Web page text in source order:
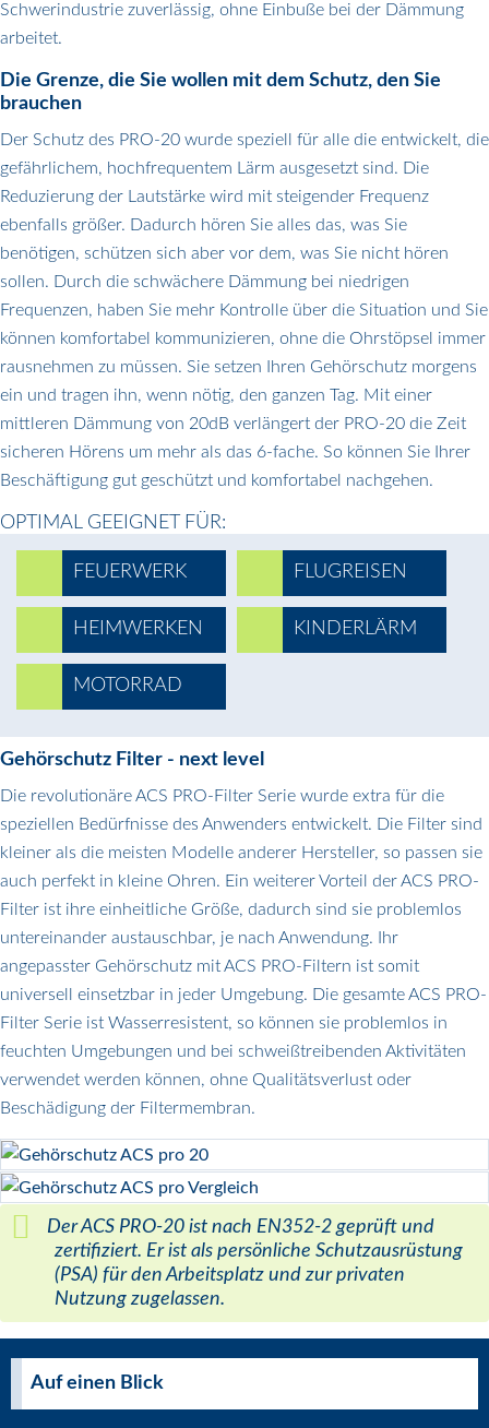
Schwerindustrie zuverlässig, ohne Einbuße bei der Dämmung
arbeitet.
Die Grenze, die Sie wollen mit dem Schutz, den Sie
brauchen
Der Schutz des PRO-20 wurde speziell für alle die entwickelt, die
gefährlichem, hochfrequentem Lärm ausgesetzt sind. Die
Reduzierung der Lautstärke wird mit steigender Frequenz
ebenfalls größer. Dadurch hören Sie alles das, was Sie
benötigen, schützen sich aber vor dem, was Sie nicht hören
sollen. Durch die schwächere Dämmung bei niedrigen
Frequenzen, haben Sie mehr Kontrolle über die Situation und Sie
können komfortabel kommunizieren, ohne die Ohrstöpsel immer
rausnehmen zu müssen. Sie setzen Ihren Gehörschutz morgens
ein und tragen ihn, wenn nötig, den ganzen Tag. Mit einer
mittleren Dämmung von 20dB verlängert der PRO-20 die Zeit
sicheren Hörens um mehr als das 6-fache. So können Sie Ihrer
Beschäftigung gut geschützt und komfortabel nachgehen.
OPTIMAL GEEIGNET FÜR:
FEUERWERK FLUGREISEN
HEIMWERKEN KINDERLÄRM
MOTORRAD
Gehörschutz Filter - next level
Die revolutionäre ACS PRO-Filter Serie wurde extra für die
speziellen Bedürfnisse des Anwenders entwickelt. Die Filter sind
kleiner als die meisten Modelle anderer Hersteller, so passen sie
auch perfekt in kleine Ohren. Ein weiterer Vorteil der ACS PRO-
Filter ist ihre einheitliche Größe, dadurch sind sie problemlos
untereinander austauschbar, je nach Anwendung. Ihr
angepasster Gehörschutz mit ACS PRO-Filtern ist somit
universell einsetzbar in jeder Umgebung. Die gesamte ACS PRO-
Filter Serie ist Wasserresistent, so können sie problemlos in
feuchten Umgebungen und bei schweißtreibenden Aktivitäten
verwendet werden können, ohne Qualitätsverlust oder
Beschädigung der Filtermembran.
Der ACS PRO-20 ist nach EN352-2 geprüft und
zertifiziert. Er ist als persönliche Schutzausrüstung
(PSA) für den Arbeitsplatz und zur privaten
Nutzung zugelassen.
Auf einen Blick